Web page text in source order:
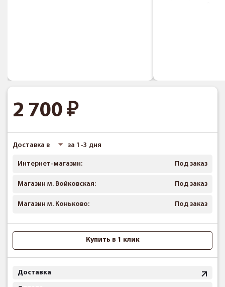
2 700
Доставка в за 1-3 дня
Интернет-магазин: Под заказ
Магазин м. Войковская: Под заказ
Магазин м. Коньково: Под заказ
Купить в 1 клик
Доставка